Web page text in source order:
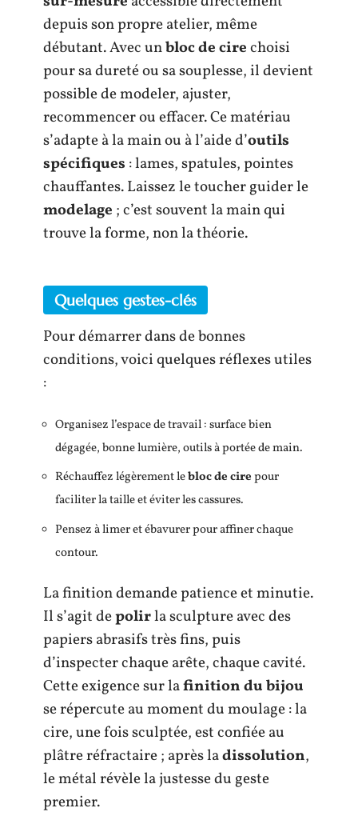
depuis son propre atelier, même
débutant. Avec unbloc de cirechoisi
pour sa dureté ou sa souplesse, il devient
possible de modeler, ajuster,
recommencer ou effacer. Ce matériau
s’adapte à la main ou à l’aide d’outils
spécifiques : lames, spatules, pointes
chauffantes. Laissez le toucher guider le
modelage ; c’est souvent la main qui
trouve la forme, non la théorie.
Quelques gestes-clés
Pour démarrer dans de bonnes
conditions, voici quelques réflexes utiles
:
Organisez l’espace de travail : surface bien
dégagée, bonne lumière, outils à portée de main.
Réchauffez légèrement lebloc de cirepour
faciliter la taille et éviter les cassures.
Pensez à limer et ébavurer pour affiner chaque
contour.
La finition demande patience et minutie.
Il s’agit depolirla sculpture avec des
papiers abrasifs très fins, puis
d’inspecter chaque arête, chaque cavité.
Cette exigence sur lafinition du bijou
se répercute au moment du moulage : la
cire, une fois sculptée, est confiée au
plâtre réfractaire ; après ladissolution,
le métal révèle la justesse du geste
premier.